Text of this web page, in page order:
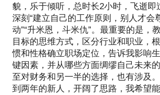
貌，乐于倾听，总时长2小时，飞逝即
深刻“建立自己的工作原则，别人才会
动”“升米恩，斗米仇”。最重要的是，
目标的思维方式，区分行业和职业，
惯和性格确立职场定位，告诉我影响
键因素，并从哪些方面绸缪自己未来
至对财务和另一半的选择，也有涉及
到两年的新人，开阔了思路，我希望